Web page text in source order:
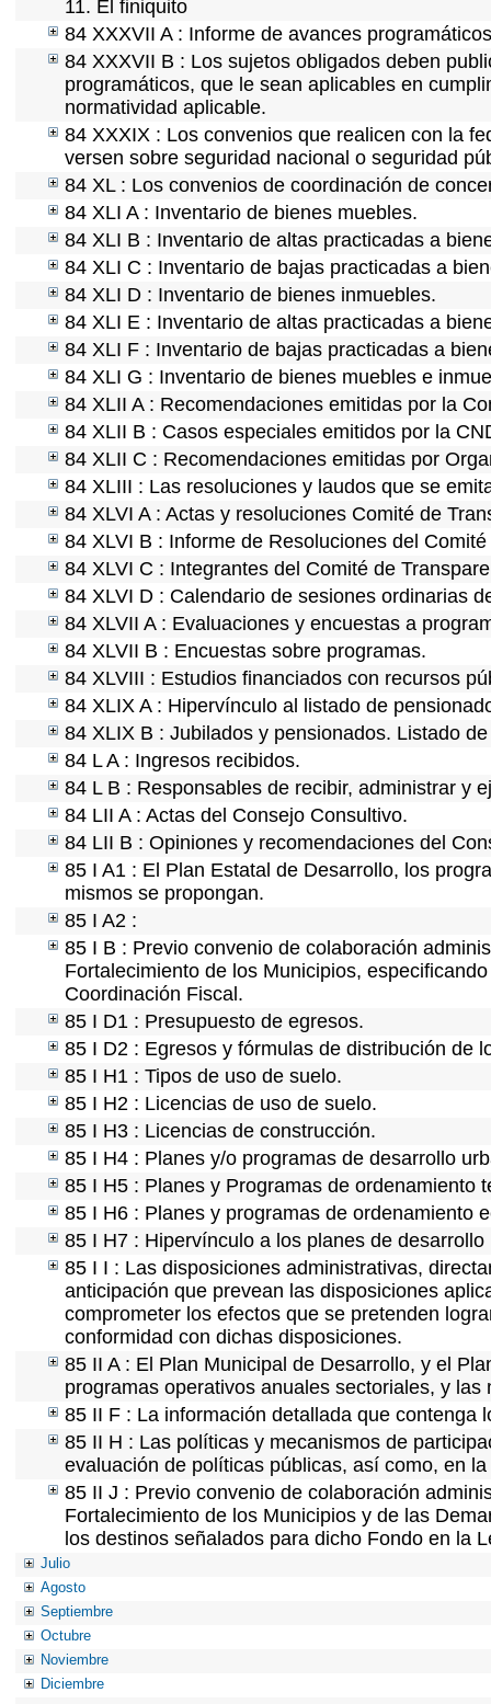
11. El finiquito
84 XXXVII A : Informe de avances
84 XXXVII B : Los sujetos obligados deben
programáticos, que le sean aplicables en
normatividad aplicable.
84 XXXIX : Los convenios que realicen con la
versen sobre seguridad nacional o seguridad
84 XL : Los convenios de coordinación de
84 XLI A : Inventario de bienes muebles.
84 XLI B : Inventario de altas practicadas a
84 XLI C : Inventario de bajas practicadas a
84 XLI D : Inventario de bienes inmuebles.
84 XLI E : Inventario de altas practicadas a
84 XLI F : Inventario de bajas practicadas a
84 XLI G : Inventario de bienes muebles e
84 XLII A : Recomendaciones emitidas por la
84 XLII B : Casos especiales emitidos por la
84 XLII C : Recomendaciones emitidas por
84 XLIII : Las resoluciones y laudos que se
84 XLVI A : Actas y resoluciones Comité de
84 XLVI B : Informe de Resoluciones del
84 XLVI C : Integrantes del Comité de
84 XLVI D : Calendario de sesiones ordinarias
84 XLVII A : Evaluaciones y encuestas a
84 XLVII B : Encuestas sobre programas.
84 XLVIII : Estudios financiados con recursos
84 XLIX A : Hipervínculo al listado de
84 XLIX B : Jubilados y pensionados. Listado
84 L A : Ingresos recibidos.
84 L B : Responsables de recibir, administrar y
84 LII A : Actas del Consejo Consultivo.
84 LII B : Opiniones y recomendaciones del
85 I A1 : El Plan Estatal de Desarrollo, los
mismos se propongan.
85 I A2 :
85 I B : Previo convenio de colaboración
Fortalecimiento de los Municipios,
Coordinación Fiscal.
85 I D1 : Presupuesto de egresos.
85 I D2 : Egresos y fórmulas de distribución de
85 I H1 : Tipos de uso de suelo.
85 I H2 : Licencias de uso de suelo.
85 I H3 : Licencias de construcción.
85 I H4 : Planes y/o programas de desarrollo
85 I H5 : Planes y Programas de ordenamiento
85 I H6 : Planes y programas de ordenamiento
85 I H7 : Hipervínculo a los planes de desarrollo
85 I I : Las disposiciones administrativas,
anticipación que prevean las disposiciones
comprometer los efectos que se pretenden
conformidad con dichas disposiciones.
85 II A : El Plan Municipal de Desarrollo, y el
programas operativos anuales sectoriales, y
85 II F : La información detallada que contenga
85 II H : Las políticas y mecanismos de
evaluación de políticas públicas, así como, en
85 II J : Previo convenio de colaboración
Fortalecimiento de los Municipios y de las
los destinos señalados para dicho Fondo en la
Julio
Agosto
Septiembre
Octubre
Noviembre
Diciembre